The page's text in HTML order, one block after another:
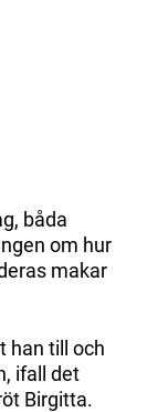
båda
om hur
makar
han till och
ifall det
Birgitta.